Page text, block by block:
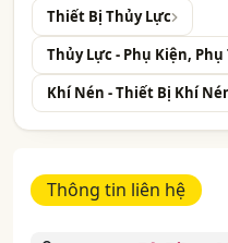
Thiết Bị Thủy Lực
Thủy Lực - Phụ Kiện,
Khí Nén - Thiết Bị Khí
Thông tin liên hệ